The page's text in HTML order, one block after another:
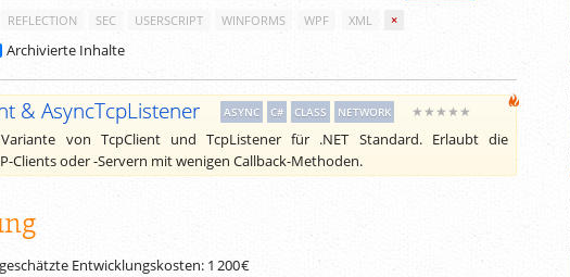
REFLECTION SEC USERSCRIPT WINFORMS WPF XML ×
Archivierte Inhalte
& AsyncTcpListener ASYNC C# CLASS NETWORK ★★★★★
von TcpClient und TcpListener für .NET Standard. Erlaubt die
Clients oder -Servern mit wenigen Callback-Methoden.
Entwicklungskosten: 1 200 €